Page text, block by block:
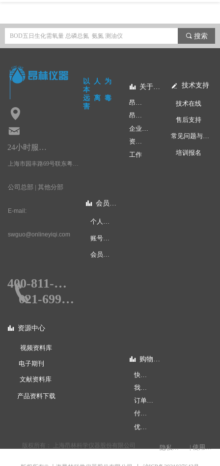
끠 搜索
以人为
本
远离毒
害
电脑版 手机版
版权所有： 上海昂林科学仪器股份有限公司
400-811-0578
24小时服务热线：
E-mail:
swguo@onlineyiqi.com
上海市园丰路69号联东粤浦科技园3号楼4层
公司总部 | 其他分部
넹
낂
넀 技术支持
技术在线
常见问题与应用
售后支持
培训报名
뀲 资源中心
视频资料库
产品资料下载
文献资料库
电子期刊
뀲 会员中心
个人中心
会员权限
账号安全
뀲 购物指南
快速下单
订单查询
我的账户
付款方式
优惠促销
끅
뀲 关于昂林
昂林快讯
企业文化
昂林学院
资质荣誉
工作
隐私权声明 | 使用条款
021-69990578